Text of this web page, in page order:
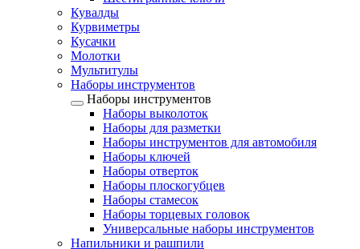
Кувалды
Курвиметры
Кусачки
Молотки
Мультитулы
Наборы инструментов
Наборы инструментов
Наборы выколоток
Наборы для разметки
Наборы инструментов для автомобиля
Наборы ключей
Наборы отверток
Наборы плоскогубцев
Наборы стамесок
Наборы торцевых головок
Универсальные наборы инструментов
Напильники и рашпили